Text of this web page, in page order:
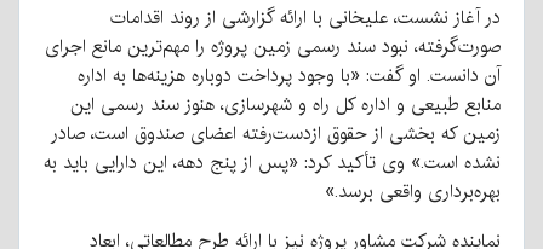
در آغاز نشست، علیخانی با ارائه گزارشی از روند اقدامات
صورت‌گرفته، نبود سند رسمی زمین پروژه را مهم‌ترین مانع اجرای
آن دانست. او گفت: «با وجود پرداخت دوباره هزینه‌ها به اداره
منابع طبیعی و اداره کل راه و شهرسازی، هنوز سند رسمی این
زمین که بخشی از حقوق ازدست‌رفته اعضای صندوق است، صادر
نشده است.» وی تأکید کرد: «پس از پنج دهه، این دارایی باید به
بهره‌برداری واقعی برسد.»
نماینده شرکت مشاور پروژه نیز با ارائه طرح مطالعاتی، ابعاد